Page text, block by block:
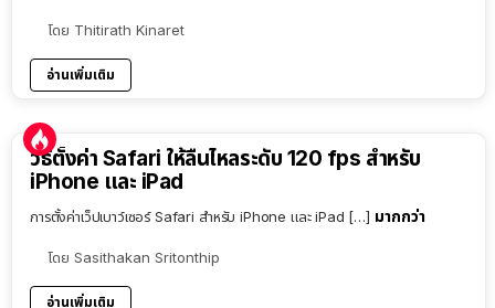
โดย Thitirath Kinaret
อ่านเพิ่มเติม
วิธีตั้งค่า Safari ให้ลื่นไหลระดับ 120 fps สำหรับ
iPhone และ iPad
การตั้งค่าเว็ปเบาว์เซอร์ Safari สำหรับ iPhone และ iPad […] มากกว่า
โดย Sasithakan Sritonthip
อ่านเพิ่มเติม